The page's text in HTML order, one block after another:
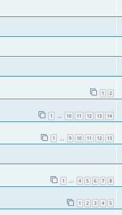
1 2
1 … 10 11 12 13 14
1 9 10 11 12 13
1 … 4 5 6 7 8
1 2 3 4 5